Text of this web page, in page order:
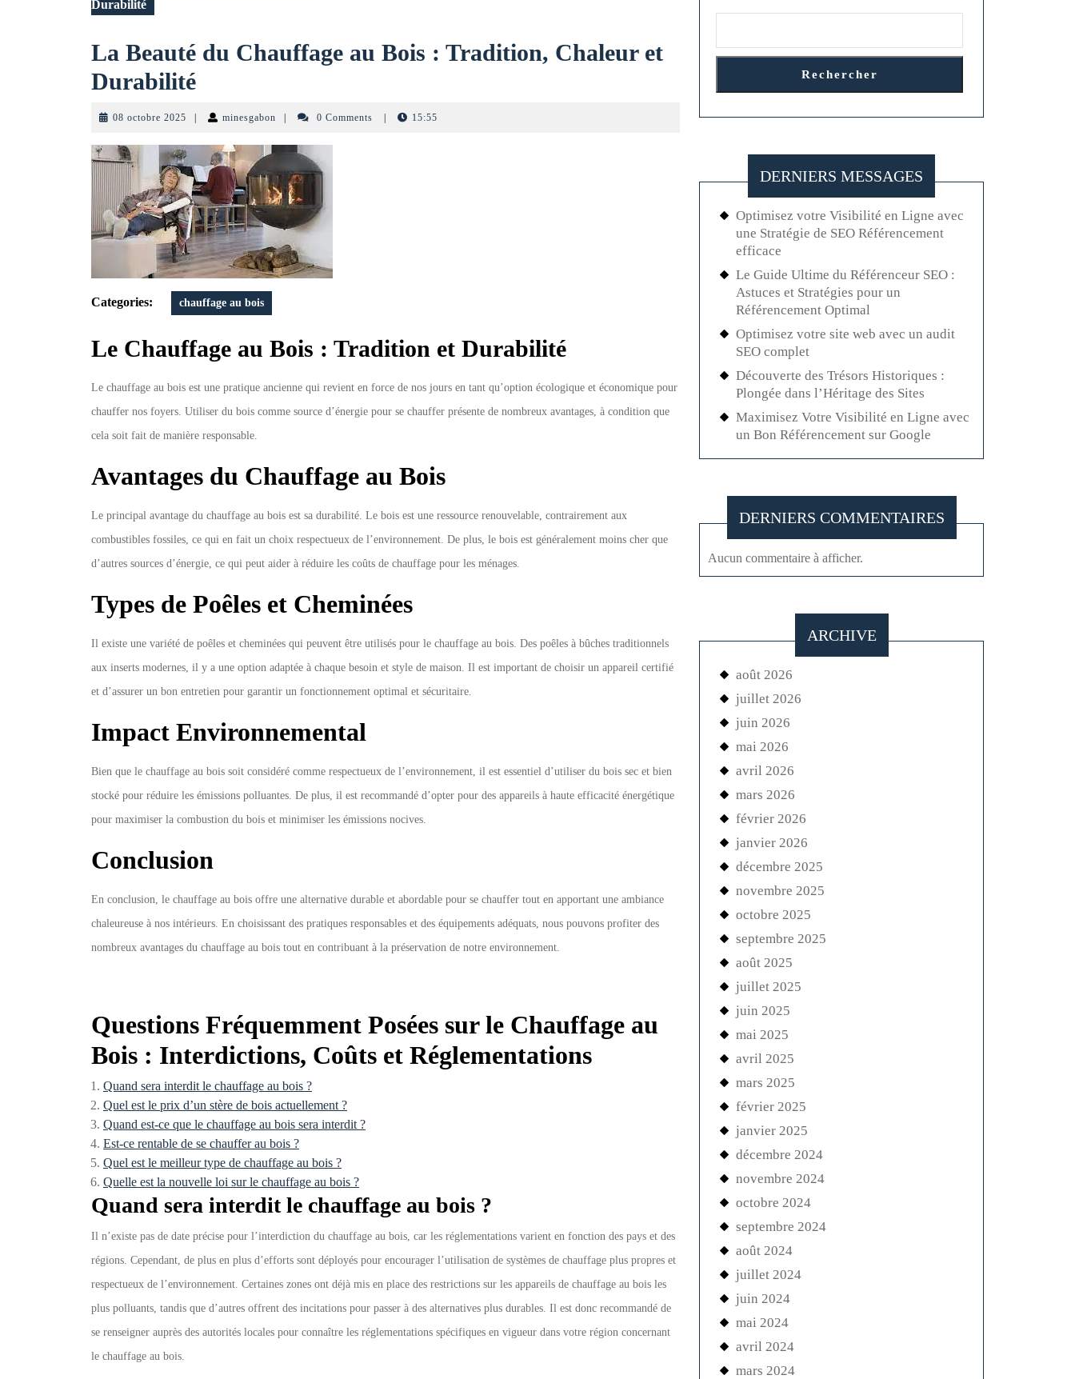
Durabilité
La Beauté du Chauffage au Bois : Tradition, Chaleur et
DurabilitéLa
Beauté
du
Chauffage
au
Bois
:
Tradition,
Chaleur
et
Durabilité
08 octobre 2025 08
2025
minesgabon minesgabon0 Comments 15:55
Categories: chauffage au bois
Le Chauffage au Bois : Tradition et Durabilité
Le chauffage au bois est une pratique ancienne qui revient en force de nos jours en tant qu’option écologique et économique pour
chauffer nos foyers. Utiliser du bois comme source d’énergie pour se chauffer présente de nombreux avantages, à condition que
cela soit fait de manière responsable.
Avantages du Chauffage au Bois
Le principal avantage du chauffage au bois est sa durabilité. Le bois est une ressource renouvelable, contrairement aux
combustibles fossiles, ce qui en fait un choix respectueux de l’environnement. De plus, le bois est généralement moins cher que
d’autres sources d’énergie, ce qui peut aider à réduire les coûts de chauffage pour les ménages.
Types de Poêles et Cheminées
Il existe une variété de poêles et cheminées qui peuvent être utilisés pour le chauffage au bois. Des poêles à bûches traditionnels
aux inserts modernes, il y a une option adaptée à chaque besoin et style de maison. Il est important de choisir un appareil certifié
et d’assurer un bon entretien pour garantir un fonctionnement optimal et sécuritaire.
Impact Environnemental
Bien que le chauffage au bois soit considéré comme respectueux de l’environnement, il est essentiel d’utiliser du bois sec et bien
stocké pour réduire les émissions polluantes. De plus, il est recommandé d’opter pour des appareils à haute efficacité énergétique
pour maximiser la combustion du bois et minimiser les émissions nocives.
Conclusion
En conclusion, le chauffage au bois offre une alternative durable et abordable pour se chauffer tout en apportant une ambiance
chaleureuse à nos intérieurs. En choisissant des pratiques responsables et des équipements adéquats, nous pouvons profiter des
nombreux avantages du chauffage au bois tout en contribuant à la préservation de notre environnement.
Questions Fréquemment Posées sur le Chauffage au
Bois : Interdictions, Coûts et Réglementations
Quand sera interdit le chauffage au bois ?
Quel est le prix d’un stère de bois actuellement ?
Quand est-ce que le chauffage au bois sera interdit ?
Est-ce rentable de se chauffer au bois ?
Quel est le meilleur type de chauffage au bois ?
Quelle est la nouvelle loi sur le chauffage au bois ?
Quand sera interdit le chauffage au bois ?
Il n’existe pas de date précise pour l’interdiction du chauffage au bois, car les réglementations varient en fonction des pays et des
régions. Cependant, de plus en plus d’efforts sont déployés pour encourager l’utilisation de systèmes de chauffage plus propres et
respectueux de l’environnement. Certaines zones ont déjà mis en place des restrictions sur les appareils de chauffage au bois les
plus polluants, tandis que d’autres offrent des incitations pour passer à des alternatives plus durables. Il est donc recommandé de
se renseigner auprès des autorités locales pour connaître les réglementations spécifiques en vigueur dans votre région concernant
le chauffage au bois.
Rechercher
DERNIERS MESSAGES
Optimisez votre Visibilité en Ligne avec
une Stratégie de SEO Référencement
efficace
Le Guide Ultime du Référenceur SEO :
Astuces et Stratégies pour un
Référencement Optimal
Optimisez votre site web avec un audit
SEO complet
Découverte des Trésors Historiques :
Plongée dans l’Héritage des Sites
Maximisez Votre Visibilité en Ligne avec
un Bon Référencement sur Google
DERNIERS COMMENTAIRES
Aucun commentaire à afficher.
ARCHIVE
août 2026
juillet 2026
juin 2026
mai 2026
avril 2026
mars 2026
février 2026
janvier 2026
décembre 2025
novembre 2025
octobre 2025
septembre 2025
août 2025
juillet 2025
juin 2025
mai 2025
avril 2025
mars 2025
février 2025
janvier 2025
décembre 2024
novembre 2024
octobre 2024
septembre 2024
août 2024
juillet 2024
juin 2024
mai 2024
avril 2024
mars 2024